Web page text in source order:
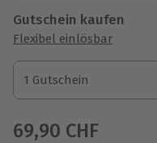
Gutschein kaufen
Flexibel einlösbar
1 Gutschein
1 Gutschein
1 Gutschein
69,90 CHF